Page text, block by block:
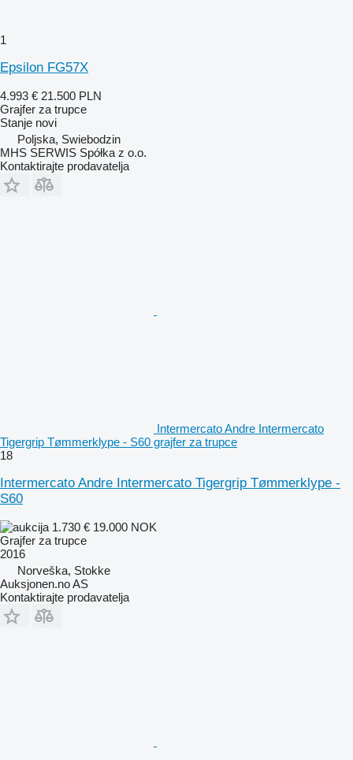
1
Epsilon FG57X
4.993 € 21.500 PLN
Grajfer za trupce
Stanje novi
Poljska, Swiebodzin
MHS SERWIS Spółka z o.o.
Kontaktirajte prodavatelja
Intermercato Andre Intermercato
Tigergrip Tømmerklype - S60 grajfer za trupce
18
Intermercato Andre Intermercato Tigergrip Tømmerklype -
S60
1.730 € 19.000 NOK
Grajfer za trupce
2016
Norveška, Stokke
Auksjonen.no AS
Kontaktirajte prodavatelja